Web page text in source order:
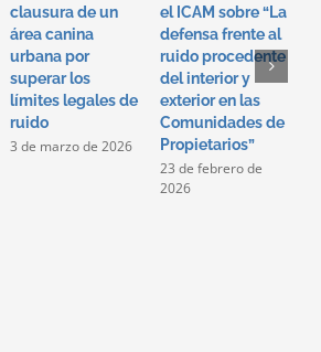
clausura de un
área canina
urbana por
superar los
límites legales de
ruido
3 de marzo de 2026
el ICAM sobre “La
defensa frente al
ruido procedente
del interior y
exterior en las
Comunidades de
Propietarios”
23 de febrero de
2026